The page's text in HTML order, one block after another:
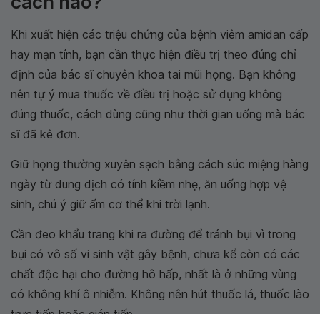
Khi xuất hiện các triệu chứng của bệnh viêm amidan cấp
hay mạn tính, bạn cần thực hiện điều trị theo đúng chỉ
định của bác sĩ chuyên khoa tai mũi họng. Bạn không
nên tự ý mua thuốc về điều trị hoặc sử dụng không
đúng thuốc, cách dùng cũng như thời gian uống mà bác
sĩ đã kê đơn.
Giữ họng thường xuyên sạch bằng cách súc miệng hàng
ngày từ dung dịch có tính kiềm nhẹ, ăn uống hợp vệ
sinh, chú ý giữ ấm cơ thể khi trời lạnh.
Cần đeo khẩu trang khi ra đường để tránh bụi vì trong
bụi có vô số vi sinh vật gây bệnh, chưa kể còn có các
chất độc hại cho đường hô hấp, nhất là ở những vùng
có không khí ô nhiễm. Không nên hút thuốc lá, thuốc lào